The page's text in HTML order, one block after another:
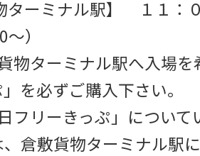
ターミナル駅】 １１
）
物ターミナル駅へ入場
を必ずご購入下さい。
フリーきっぷ」につい
倉敷貨物ターミナル駅